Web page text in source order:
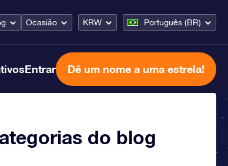
Ocasião KRW Português (BR)
Entrar Dê um nome a uma estrela!
do blog